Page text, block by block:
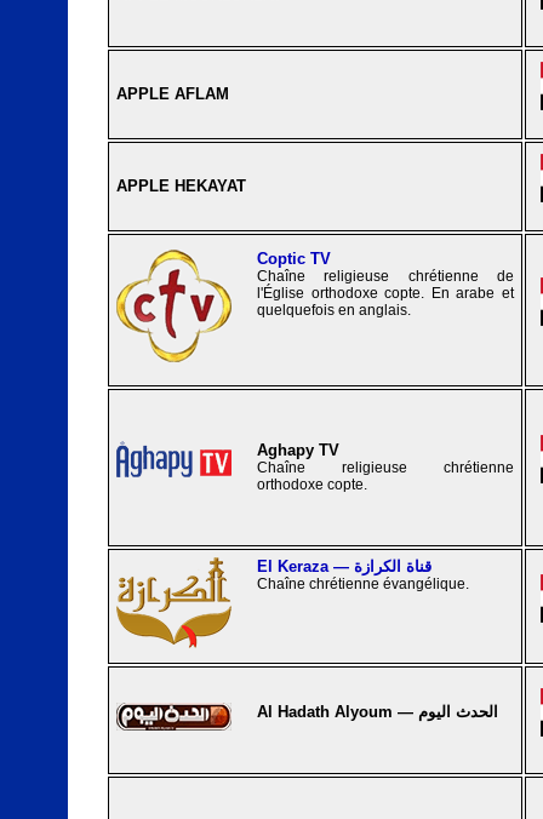
APPLE AFLAM
APPLE HEKAYAT
Coptic TV
Chaîne religieuse chrétienne de
l'Église orthodoxe copte. En arabe et
quelquefois en anglais.
Aghapy TV
Chaîne religieuse chrétienne
orthodoxe copte.
El Keraza — قناة الكرازة
Chaîne chrétienne évangélique.
Al Hadath Alyoum — الحدث اليوم